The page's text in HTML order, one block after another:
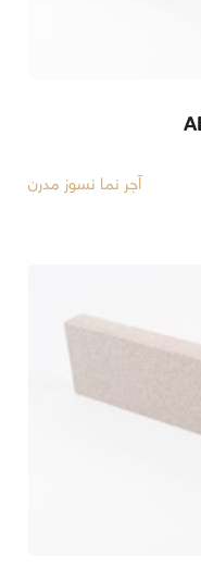
آجر نما نسوز مدرن